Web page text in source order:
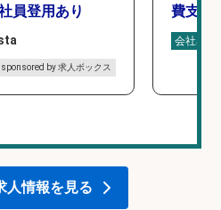
員登用あり
sponsored by 求人ボックス
費支給
会社名
人情報を見る